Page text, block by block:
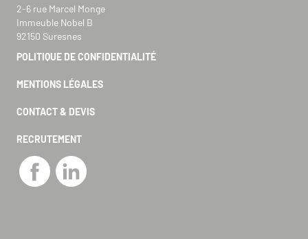
2-6 rue Marcel Monge
Immeuble Nobel B
92150 Suresnes
POLITIQUE DE CONFIDENTIALITÉ
MENTIONS LÉGALES
CONTACT & DEVIS
RECRUTEMENT